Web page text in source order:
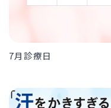
7月診療日